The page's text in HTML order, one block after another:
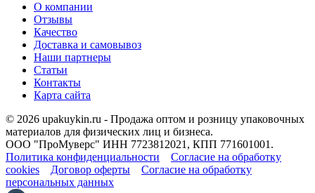
О компании
Отзывы
Качество
Доставка и самовывоз
Наши партнеры
Статьи
Контакты
Карта сайта
© 2026 upakuykin.ru - Продажа оптом и розницу упаковочных
материалов для физических лиц и бизнеса.
ООО "ПроМуверс" ИНН 7723812021, КПП 771601001.
Политика конфиденциальности
Согласие на обработку
cookies
Договор оферты
Согласие на обработку
персональных данных